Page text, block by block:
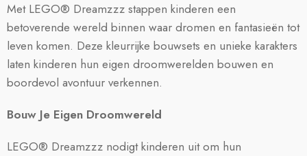
Met LEGO® Dreamzzz stappen kinderen een
betoverende wereld binnen waar dromen en fantasieën tot
leven komen. Deze kleurrijke bouwsets en unieke karakters
laten kinderen hun eigen droomwerelden bouwen en
boordevol avontuur verkennen.
Bouw Je Eigen Droomwereld
LEGO® Dreamzzz nodigt kinderen uit om hun